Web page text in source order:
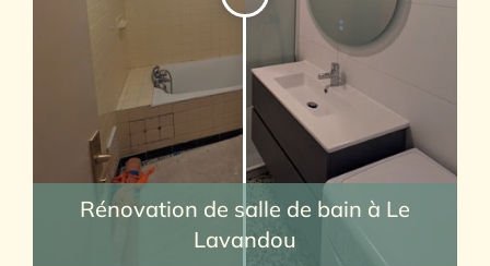
Rénovation de salle de bain à Le
Lavandou